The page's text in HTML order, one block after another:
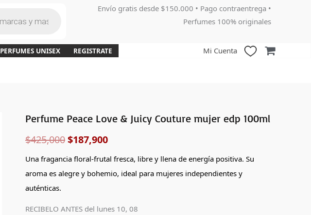
Envío gratis desde $150.000 • Pago contraentrega •
Perfumes 100% originales
PERFUMES UNISEX REGISTRATE Mi Cuenta
Perfume Peace Love & Juicy Couture mujer edp 100ml
$425,000
El
precio
original
era:
$187,900
El
precio
actual
es:
Una fragancia floral-frutal fresca, libre y llena de energía positiva. Su
aroma es alegre y bohemio, ideal para mujeres independientes y
auténticas.
RECIBELO ANTES del lunes 10, 08
Perfume
Love
&
Juicy
Couture
edp